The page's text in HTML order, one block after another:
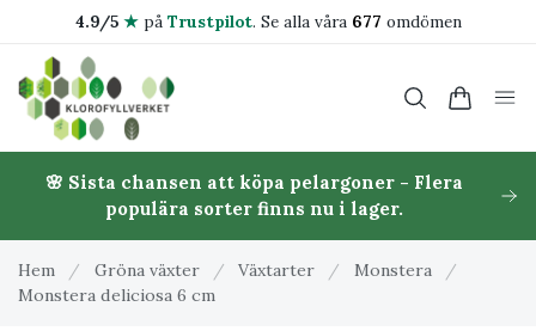
4.9/5 ★på Trustpilot. Se alla våra 677 omdömen
🌸 Sista chansen att köpa pelargoner - Flera
populära sorter finns nu i lager.
Hem / Gröna växter / Växtarter / Monstera
/
Monstera deliciosa 6 cm